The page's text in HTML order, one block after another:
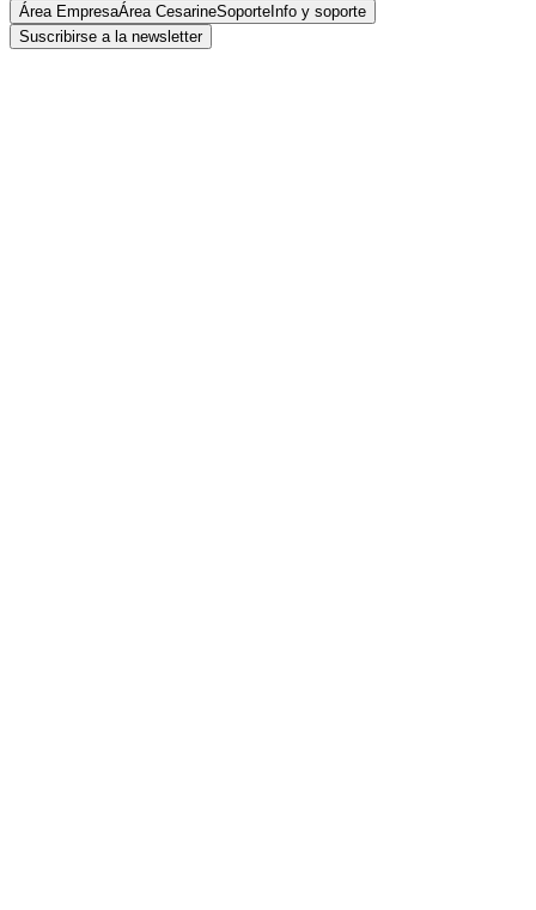
Área EmpresaÁrea CesarineSoporte Info y soporte
Suscribirse a la newsletter